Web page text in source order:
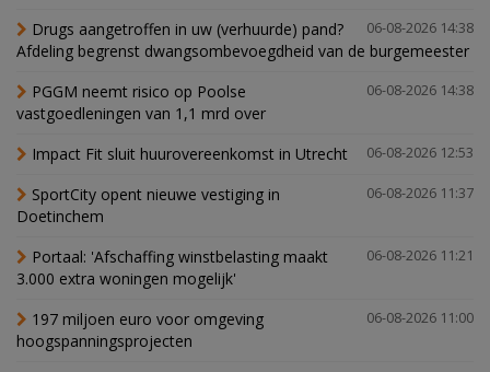
06-08-2026 14:38
Drugs aangetroffen in uw (verhuurde) pand?
Afdeling begrenst dwangsombevoegdheid van de burgemeester
06-08-2026 14:38
PGGM neemt risico op Poolse
vastgoedleningen van 1,1 mrd over
06-08-2026 12:53
Impact Fit sluit huurovereenkomst in Utrecht
06-08-2026 11:37
SportCity opent nieuwe vestiging in
Doetinchem
06-08-2026 11:21
Portaal: 'Afschaffing winstbelasting maakt
3.000 extra woningen mogelijk'
06-08-2026 11:00
197 miljoen euro voor omgeving
hoogspanningsprojecten